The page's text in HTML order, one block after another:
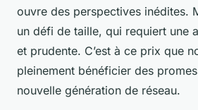
ouvre des perspectives inédites.
un défi de taille, qui requiert une
et prudente. C’est à ce prix que
pleinement bénéficier des
nouvelle génération de réseau.